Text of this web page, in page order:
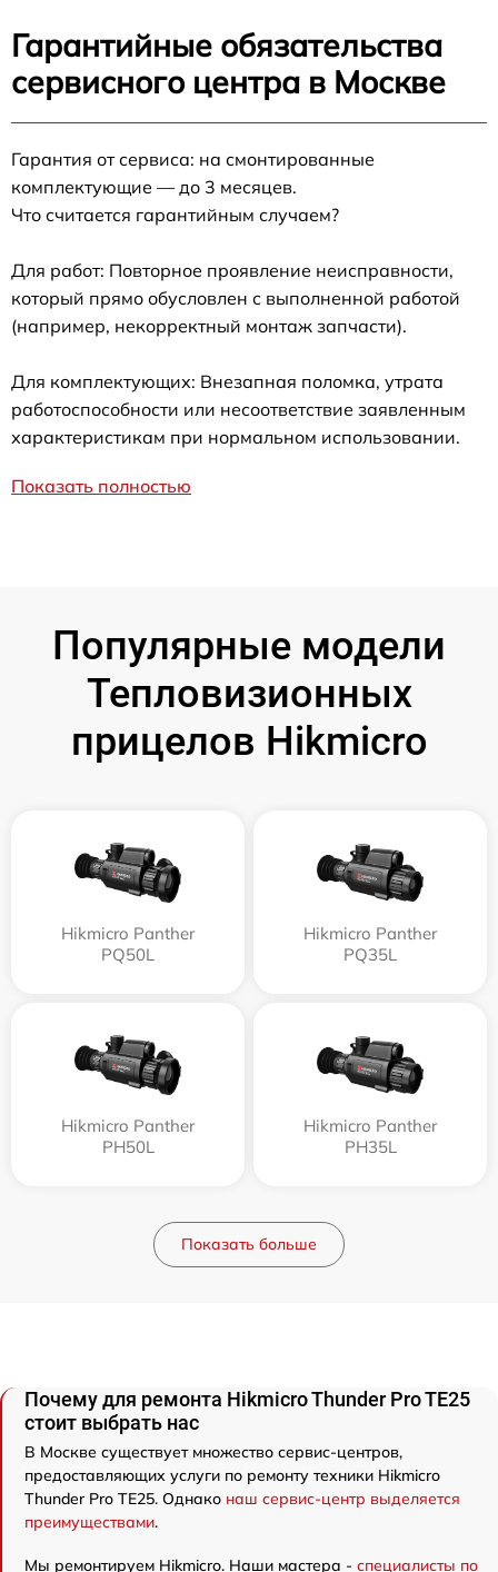
Гарантийные обязательства
сервисного центра в Москве
Гарантия от сервиса: на смонтированные
комплектующие — до 3 месяцев.
Что считается гарантийным случаем?
Для работ: Повторное проявление неисправности,
который прямо обусловлен с выполненной работой
(например, некорректный монтаж запчасти).
Для комплектующих: Внезапная поломка, утрата
работоспособности или несоответствие заявленным
характеристикам при нормальном использовании.
Показать полностью
Популярные модели
Тепловизионных
прицелов Hikmicro
Hikmicro Panther
PQ50L
Hikmicro Panther
PQ35L
Hikmicro Panther
PH50L
Hikmicro Panther
PH35L
Показать больше
Почему для ремонта Hikmicro Thunder Pro TE25
стоит выбрать нас
В Москве существует множество сервис-центров,
предоставляющих услуги по ремонту техники Hikmicro
Thunder Pro TE25. Однако наш сервис-центр выделяется
преимуществами.
Мы ремонтируем Hikmicro. Наши мастера - специалисты по